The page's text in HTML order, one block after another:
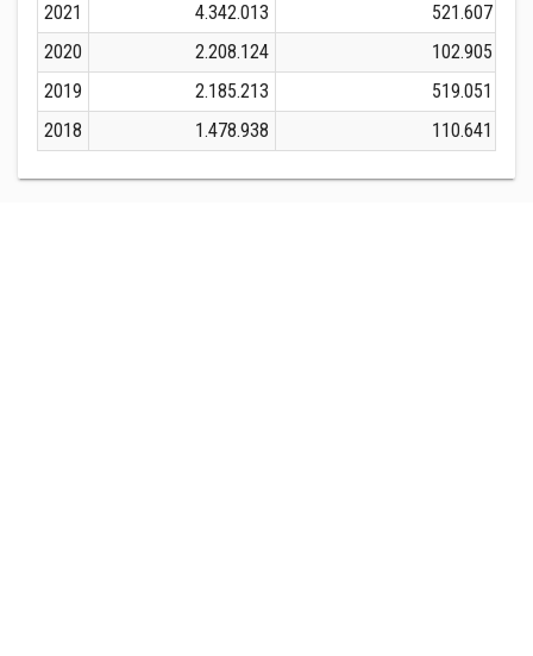
2021
4.342.013
521.607
2020
2.208.124
102.905
2019
2.185.213
519.051
2018
1.478.938 110.641